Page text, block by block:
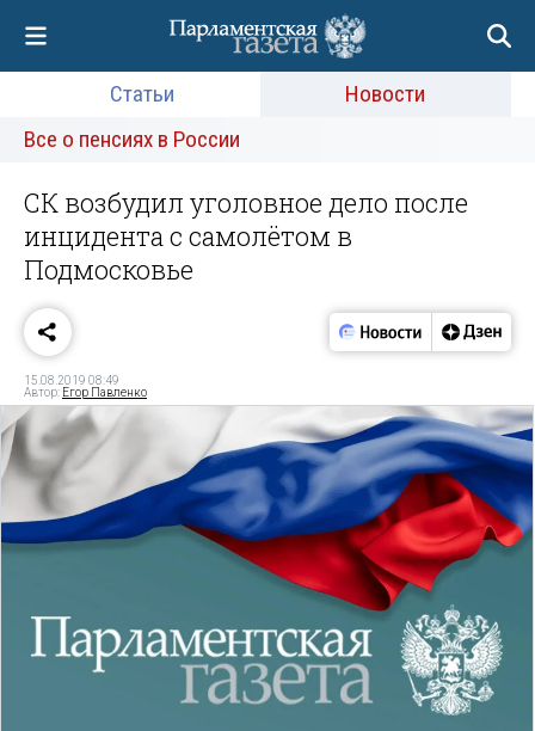
Статьи
Новости
Все о пенсиях в России
СК возбудил уголовное дело после
инцидента с самолётом в
Подмосковье
15.08.2019 08:49
Автор: Егор Павленко